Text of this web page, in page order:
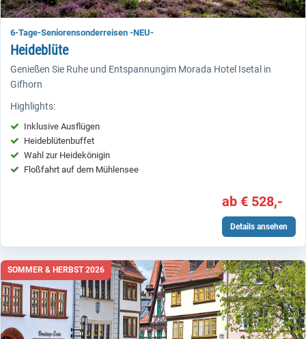
6-Tage-Seniorensonderreisen -NEU-
Heideblüte
Genießen Sie Ruhe und Entspannungim Morada Hotel Isetal in
Gifhorn
Highlights:
Inklusive Ausflügen
Heideblütenbuffet
Wahl zur Heidekönigin
Floßfahrt auf dem Mühlensee
ab € 528,-
Details ansehen
SOMMER & HERBST 2026